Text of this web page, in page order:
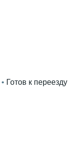
• Готов к переезду